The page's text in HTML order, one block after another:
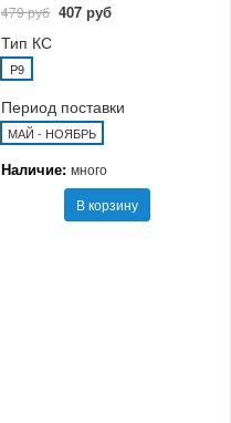
479 руб 407 руб
Тип КС
P9
Период поставки
МАЙ - НОЯБРЬ
Наличие: много
В корзину